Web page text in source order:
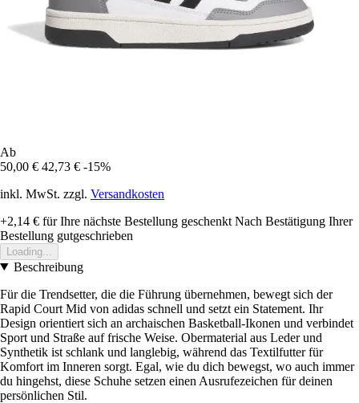
Ab
50,00 € 42,73 € -15%
inkl. MwSt. zzgl. Versandkosten
+2,14 € für Ihre nächste Bestellung geschenkt Nach Bestätigung Ihrer
Bestellung gutgeschrieben
Loading...
Beschreibung
Für die Trendsetter, die die Führung übernehmen, bewegt sich der
Rapid Court Mid von adidas schnell und setzt ein Statement. Ihr
Design orientiert sich an archaischen Basketball-Ikonen und verbindet
Sport und Straße auf frische Weise. Obermaterial aus Leder und
Synthetik ist schlank und langlebig, während das Textilfutter für
Komfort im Inneren sorgt. Egal, wie du dich bewegst, wo auch immer
du hingehst, diese Schuhe setzen einen Ausrufezeichen für deinen
persönlichen Stil.